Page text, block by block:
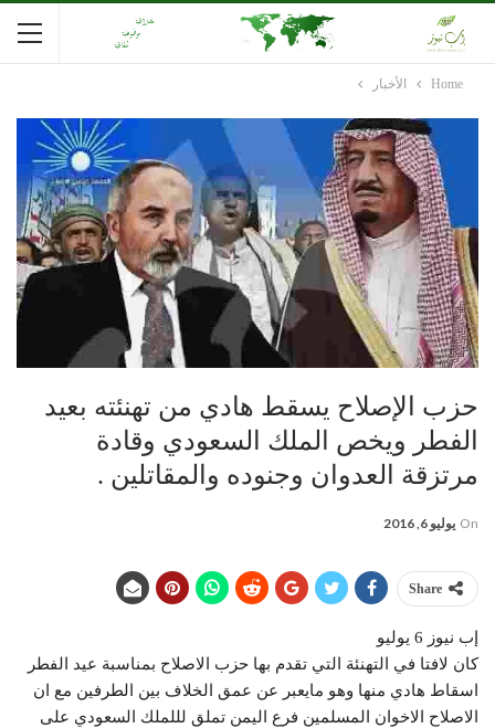
Home الأخبار
حزب الإصلاح يسقط هادي من تهنئته بعيد
الفطر ويخص الملك السعودي وقادة
مرتزقة العدوان وجنوده والمقاتلين .
On يوليو 6, 2016
Share
إب نيوز 6 يوليو
كان لافتا في التهنئة التي تقدم بها حزب الاصلاح بمناسبة عيد الفطر
اسقاط هادي منها وهو مايعبر عن عمق الخلاف بين الطرفين مع ان
الاصلاح الاخوان المسلمين فرع اليمن تملق لللملك السعودي على